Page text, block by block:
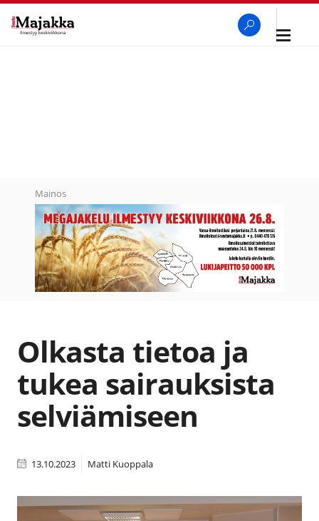
Avaa
Mainos
Olkasta tietoa ja
tukea sairauksista
selviämiseen
13.10.2023 Matti Kuoppala